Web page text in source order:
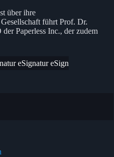
über ihre
führt Prof. Dr.
Paperless Inc., der zudem
eSignatur eSign